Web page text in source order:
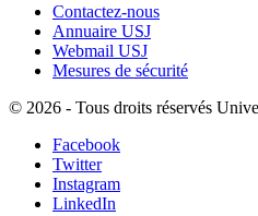
Contactez-nous
Annuaire USJ
Webmail USJ
Mesures de sécurité
© 2026 - Tous droits réservés
Facebook
Twitter
Instagram
LinkedIn